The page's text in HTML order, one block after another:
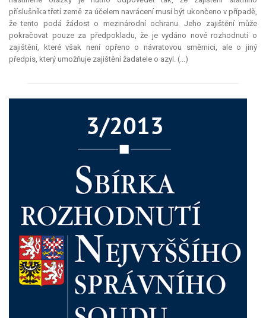
příslušníka třetí země za účelem navrácení musí být ukončeno v případě,
že tento podá žádost o mezinárodní ochranu. Jeho zajištění může
pokračovat pouze za předpokladu, že je vydáno nové rozhodnutí o
zajištění, které však není opřeno o návratovou směrnici, ale o jiný
předpis, který umožňuje zajištění žadatele o azyl. (...)